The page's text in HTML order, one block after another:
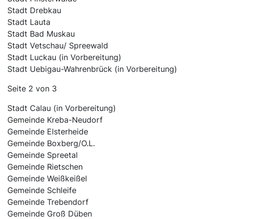
Stadt Drebkau
Stadt Lauta
Stadt Bad Muskau
Stadt Vetschau/ Spreewald
Stadt Luckau (in Vorbereitung)
Stadt Uebigau-Wahrenbrück (in Vorbereitung)
Seite 2 von 3
Stadt Calau (in Vorbereitung)
Gemeinde Kreba-Neudorf
Gemeinde Elsterheide
Gemeinde Boxberg/O.L.
Gemeinde Spreetal
Gemeinde Rietschen
Gemeinde Weißkeißel
Gemeinde Schleife
Gemeinde Trebendorf
Gemeinde Groß Düben